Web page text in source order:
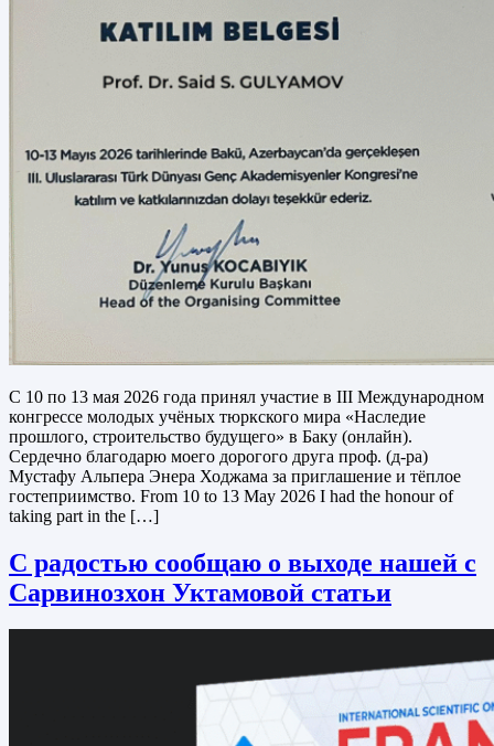
С 10 по 13 мая 2026 года принял участие в III Международном
конгрессе молодых учёных тюркского мира «Наследие
прошлого, строительство будущего» в Баку (онлайн).
Сердечно благодарю моего дорогого друга проф. (д-ра)
Мустафу Альпера Энера Ходжама за приглашение и тёплое
гостеприимство. From 10 to 13 May 2026 I had the honour of
taking part in the […]
С радостью сообщаю о выходе нашей с
Сарвинозхон Уктамовой статьи